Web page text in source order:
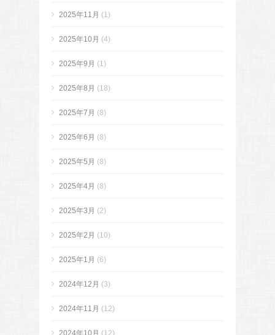
2025年11月 (1)
2025年10月 (4)
2025年9月 (1)
2025年8月 (18)
2025年7月 (8)
2025年6月 (8)
2025年5月 (8)
2025年4月 (8)
2025年3月 (2)
2025年2月 (10)
2025年1月 (6)
2024年12月 (3)
2024年11月 (12)
2024年10月 (12)